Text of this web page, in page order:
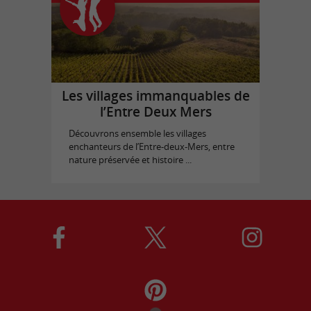
Les villages immanquables de
l’Entre Deux Mers
Découvrons ensemble les villages
enchanteurs de l’Entre-deux-Mers, entre
nature préservée et histoire ...